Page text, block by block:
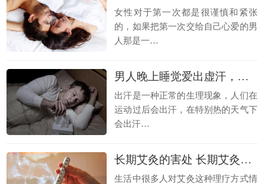
女性对于第一次都是很谨慎和紧张
的，如果把第一次交给自己心爱的男
人那是一…
男人晚上睡觉爱出虚汗，是肾虚吗？
出汗是一种正常的生理现象，人们在
运动过后会出汗，在特别热的天气下
会出汗…
长期艾灸的害处 长期艾灸的好处
生活中很多人对艾灸这种理疗方式情